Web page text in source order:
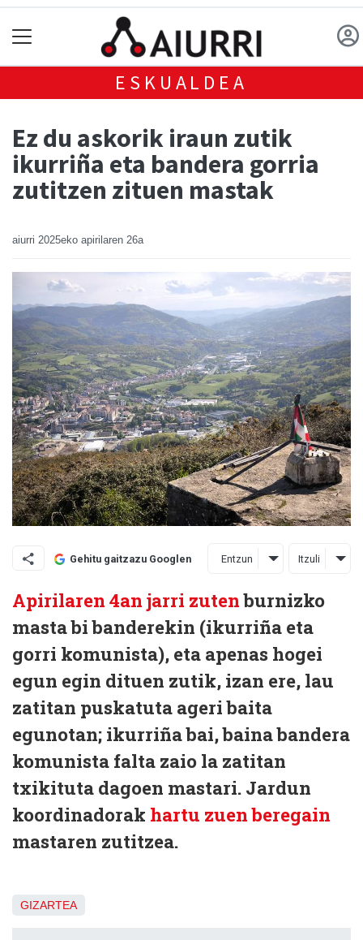
ESKUALDEA
Ez du askorik iraun zutik
ikurriña eta bandera gorria
zutitzen zituen mastak
aiurri 2025eko apirilaren 26a
Gehitu gaitzazu Googlen Entzun Itzuli
Apirilaren 4an jarri zutenburnizko
masta bi banderekin (ikurriña eta
gorri komunista), eta apenas hogei
egun egin dituen zutik, izan ere, lau
zatitan puskatuta ageri baita
egunotan; ikurriña bai, baina bandera
komunista falta zaio la zatitan
txikituta dagoen mastari. Jardun
koordinadorak hartu zuen beregain
mastaren zutitzea.
GIZARTEA